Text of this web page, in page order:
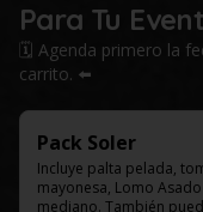
Para Tu
🗓️ Agenda primero la
carrito. ⬅️
Pack Soler
Incluye palta pelada,
mayonesa, Lomo
mediano. También